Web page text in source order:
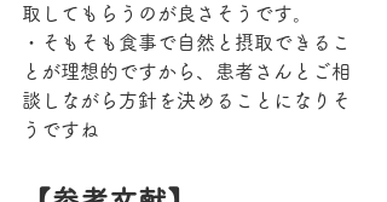
取してもらうのが良さそうです。
・そもそも食事で自然と摂取できるこ
とが理想的ですから、患者さんとご相
談しながら方針を決めることになりそ
うですね